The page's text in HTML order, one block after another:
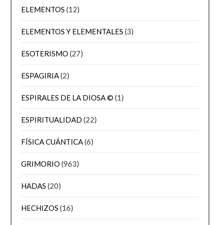
ELEMENTOS (12)
ELEMENTOS Y ELEMENTALES (3)
ESOTERISMO (27)
ESPAGIRIA(2)
ESPIRALES DE LA DIOSA © (1)
ESPIRITUALIDAD (22)
FÍSICA CUÁNTICA(6)
GRIMORIO (963)
HADAS (20)
HECHIZOS (16)